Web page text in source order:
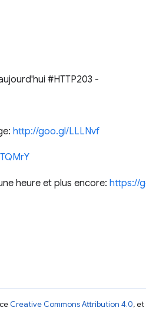
#HTTP203 -
http://goo.gl/LLLNvf
heure et plus encore: https://
Creative Commons Attribution 4.0,